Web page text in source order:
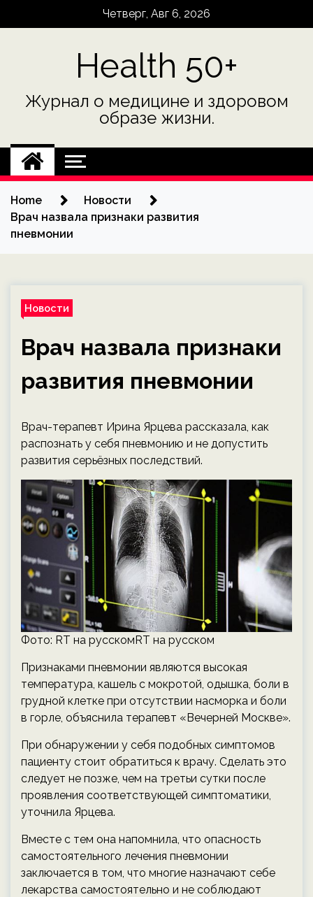
Четверг, Авг 6, 2026
Health 50+
Журнал о медицине и здоровом
образе жизни.
Home
Новости
Врач назвала признаки развития
пневмонии
Новости
Врач назвала признаки
развития пневмонии
Врач-терапевт Ирина Ярцева рассказала, как
распознать у себя пневмонию и не допустить
развития серьёзных последствий.
Фото: RT на русскомRT на русском
Признаками пневмонии являются высокая
температура, кашель с мокротой, одышка, боли в
грудной клетке при отсутствии насморка и боли
в горле, объяснила терапевт «Вечерней Москве».
При обнаружении у себя подобных симптомов
пациенту стоит обратиться к врачу. Сделать это
следует не позже, чем на третьи сутки после
проявления соответствующей симптоматики,
уточнила Ярцева.
Вместе с тем она напомнила, что опасность
самостоятельного лечения пневмонии
заключается в том, что многие назначают себе
лекарства самостоятельно и не соблюдают